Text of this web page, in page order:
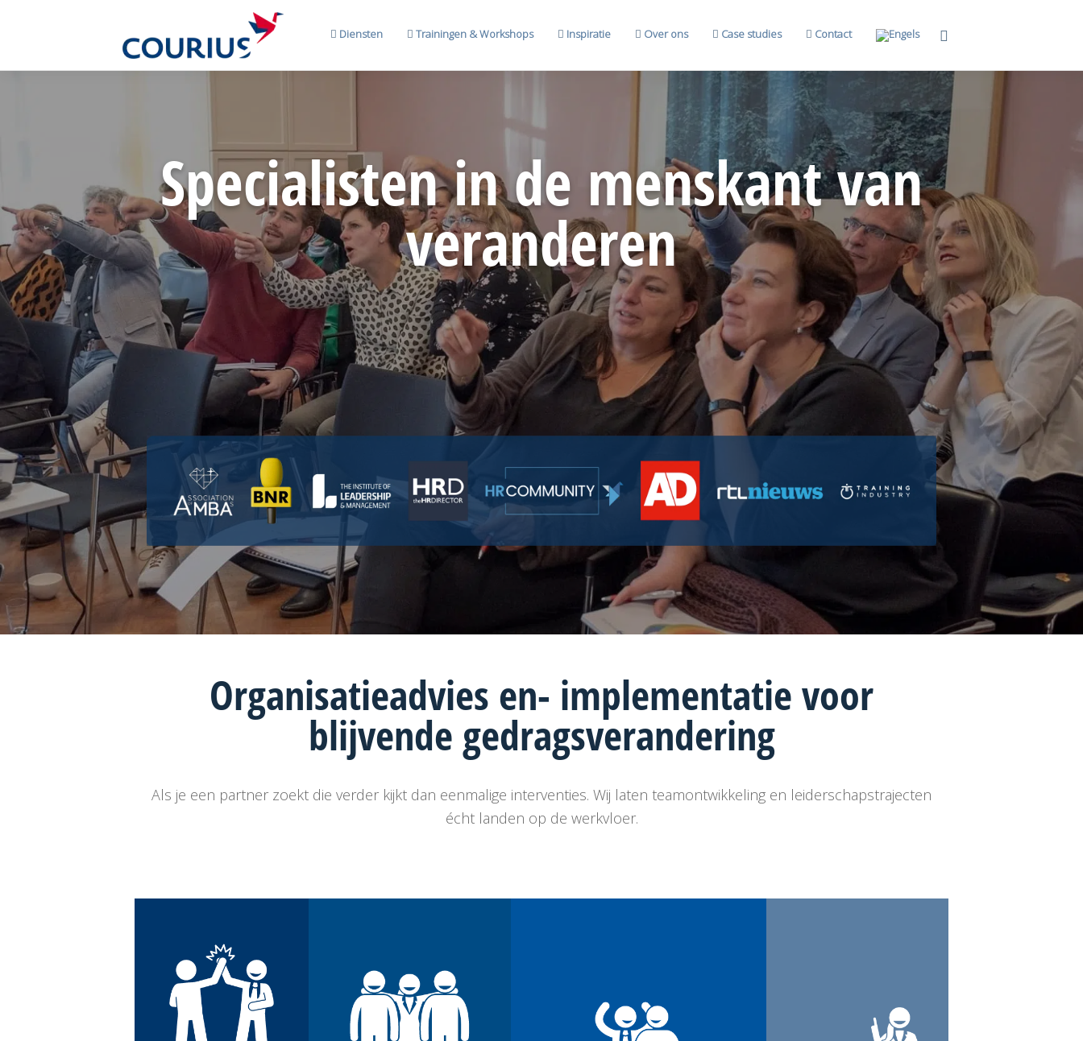
Diensten Trainingen & Workshops Inspiratie Over ons Case studies Contact
Specialisten in de menskantvan
veranderen
Organisatieadvies en- implementatie voor
blijvende gedragsverandering
Als je een partner zoekt die verder kijkt dan eenmalige interventies. Wij laten teamontwikkeling en leiderschapstrajecten
écht landen op de werkvloer.